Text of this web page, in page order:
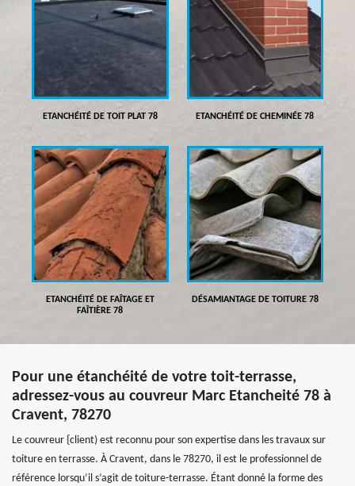
ETANCHÉITÉ DE TOIT PLAT 78 ETANCHÉITÉ DE CHEMINÉE 78
ETANCHÉITÉ DE FAÎTAGE ET
FAÎTIÈRE 78
DÉSAMIANTAGE DE TOITURE 78
Pour une étanchéité de votre toit-terrasse,
adressez-vous au couvreur Marc Etancheité 78 à
Cravent, 78270
Le couvreur {client) est reconnu pour son expertise dans les travaux sur
toiture en terrasse. À Cravent, dans le 78270, il est le professionnel de
référence lorsqu’il s’agit de toiture-terrasse. Étant donné la forme des